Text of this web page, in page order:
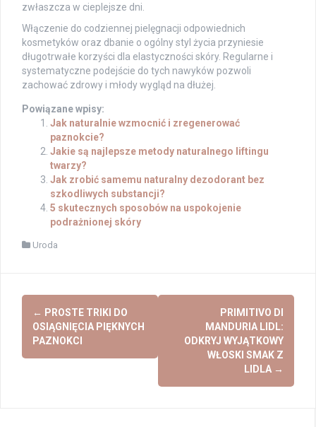
zwłaszcza w cieplejsze dni.
Włączenie do codziennej pielęgnacji odpowiednich
kosmetyków oraz dbanie o ogólny styl życia przyniesie
długotrwałe korzyści dla elastyczności skóry. Regularne i
systematyczne podejście do tych nawyków pozwoli
zachować zdrowy i młody wygląd na dłużej.
Powiązane wpisy:
Jak naturalnie wzmocnić i zregenerować
paznokcie?
Jakie są najlepsze metody naturalnego liftingu
twarzy?
Jak zrobić samemu naturalny dezodorant bez
szkodliwych substancji?
5 skutecznych sposobów na uspokojenie
podrażnionej skóry
Uroda
Post
navigation
← PROSTE TRIKI DO
OSIĄGNIĘCIA PIĘKNYCH
PAZNOKCI
PRIMITIVO DI
MANDURIA LIDL:
ODKRYJ WYJĄTKOWY
WŁOSKI SMAK Z
LIDLA →